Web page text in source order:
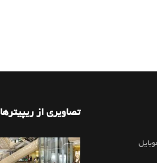
تصاویری از ریپیترها